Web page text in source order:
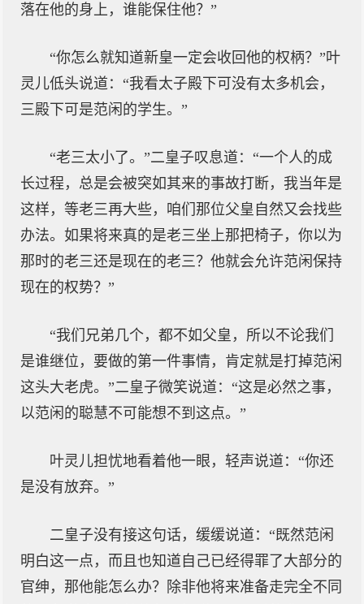
落在他的身上，谁能保住他？”
“你怎么就知道新皇一定会收回他的权柄？”叶
灵儿低头说道：“我看太子殿下可没有太多机会，
三殿下可是范闲的学生。”
“老三太小了。”二皇子叹息道：“一个人的成
长过程，总是会被突如其来的事故打断，我当年是
这样，等老三再大些，咱们那位父皇自然又会找些
办法。如果将来真的是老三坐上那把椅子，你以为
那时的老三还是现在的老三？他就会允许范闲保持
现在的权势？”
“我们兄弟几个，都不如父皇，所以不论我们
是谁继位，要做的第一件事情，肯定就是打掉范闲
这头大老虎。”二皇子微笑说道：“这是必然之事，
以范闲的聪慧不可能想不到这点。”
叶灵儿担忧地看着他一眼，轻声说道：“你还
是没有放弃。”
二皇子没有接这句话，缓缓说道：“既然范闲
明白这一点，而且也知道自己已经得罪了大部分的
官绅，那他能怎么办？除非他将来准备走完全不同